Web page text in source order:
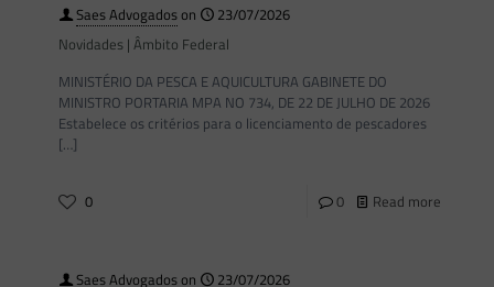
Saes Advogadoson
23/07/2026
Novidades | Âmbito Federal
MINISTÉRIO DA PESCA E AQUICULTURA GABINETE DO
MINISTRO PORTARIA MPA NO 734, DE 22 DE JULHO DE 2026
Estabelece os critérios para o licenciamento de pescadores
[…]
0 0 Read more
Saes Advogadoson
23/07/2026